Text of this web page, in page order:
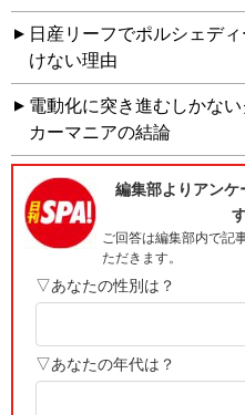
日産リーフでポルシェデ
けない理由
電動化に突き進むしかな
カーマニアの結論